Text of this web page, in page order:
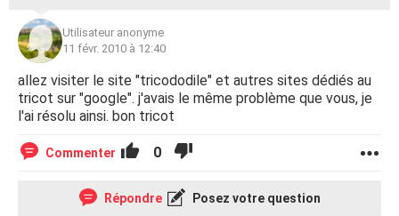
Utilisateur anonyme
11 févr. 2010 à 12:40
allez visiter le site "tricododile" et autres sites dédiés au
tricot sur "google". j'avais le même problème que vous, je
l'ai résolu ainsi. bon tricot
Commenter 0
Répondre Posez votre question